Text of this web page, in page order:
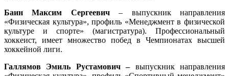
Баин Максим Сергеевич– выпускник направления
«Физическая культура», профиль «Менеджмент в физической
культуре и спорте» (магистратура). Профессиональный
хоккеист, имеет множество побед в Чемпионатах высшей
хоккейной лиги.
Галлямов Эмиль Рустамович – выпускник
направления